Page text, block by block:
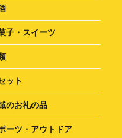
子・スイーツ
ット
のお礼の品
ーツ・アウトドア